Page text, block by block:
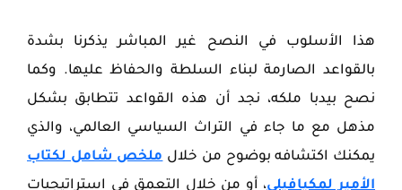
هذا الأسلوب في النصح غير المباشر يذكرنا بشدة
بالقواعد الصارمة لبناء السلطة والحفاظ عليها. وكما
نصح بيدبا ملكه، نجد أن هذه القواعد تتطابق بشكل
مذهل مع ما جاء في التراث السياسي العالمي، والذي
يمكنك اكتشافه بوضوح من خلالملخص شامل لكتاب
الأمير لمكيافيلي، أو من خلال التعمق في استراتيجيات